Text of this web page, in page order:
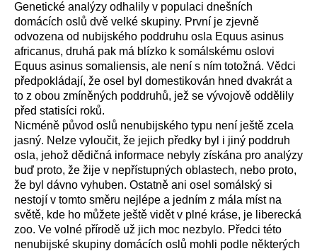
Genetické analýzy odhalily v populaci dnešních
domácích oslů dvě velké skupiny. První je zjevně
odvozena od nubijského poddruhu osla Equus asinus
africanus, druhá pak má blízko k somálskému oslovi
Equus asinus somaliensis, ale není s ním totožná. Vědci
předpokládají, že osel byl domestikován hned dvakrát a
to z obou zmíněných poddruhů, jež se vývojově oddělily
před statisíci roků.
Nicméně původ oslů nenubijského typu není ještě zcela
jasný. Nelze vyloučit, že jejich předky byl i jiný poddruh
osla, jehož dědičná informace nebyly získána pro analýzy
buď proto, že žije v nepřístupných oblastech, nebo proto,
že byl dávno vyhuben. Ostatně ani osel somálský si
nestojí v tomto směru nejlépe a jedním z mála míst na
světě, kde ho můžete ještě vidět v plné kráse, je liberecká
zoo. Ve volné přírodě už jich moc nezbylo. Předci této
nenubijské skupiny domácích oslů mohli podle některých